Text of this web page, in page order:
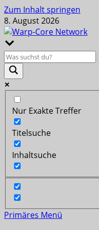
Zum Inhalt springen
8. August 2026
Nur Exakte Treffer
Titelsuche
Inhaltsuche
Primäres Menü